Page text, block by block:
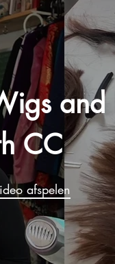
and
CC
afspelen